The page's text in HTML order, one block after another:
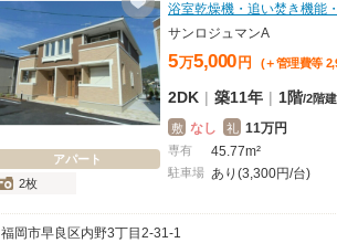
アパート
2枚
浴室乾燥機・追い焚き機能
サンロジュマンA
5万5,000 円 (＋管理費等
2DK | 築11年 | 1階/2階建
敷 なし 礼 11万円
専有 45.77m²
駐車場 あり(3,300円/台)
福岡市早良区内野3丁目2-31-1